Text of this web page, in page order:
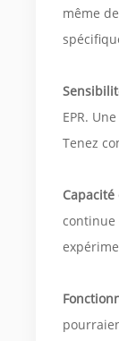
même
EPR.
Tenez
continue